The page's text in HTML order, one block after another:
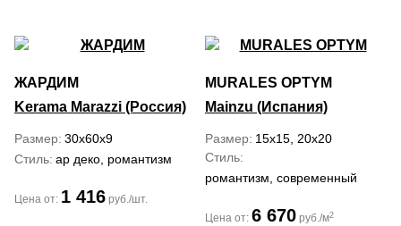
ЖАРДИМ
Kerama Marazzi (Россия)
Размер 30x60x9
Стиль ар деко, романтизм
Цена от: 1 416 руб./шт.
MURALES OPTYM
Mainzu (Испания)
Размер 15x15, 20x20
Стиль
романтизм, современный
Цена от: 6 670 руб./м2